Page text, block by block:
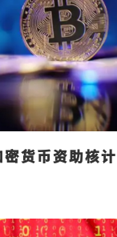
货币资助核